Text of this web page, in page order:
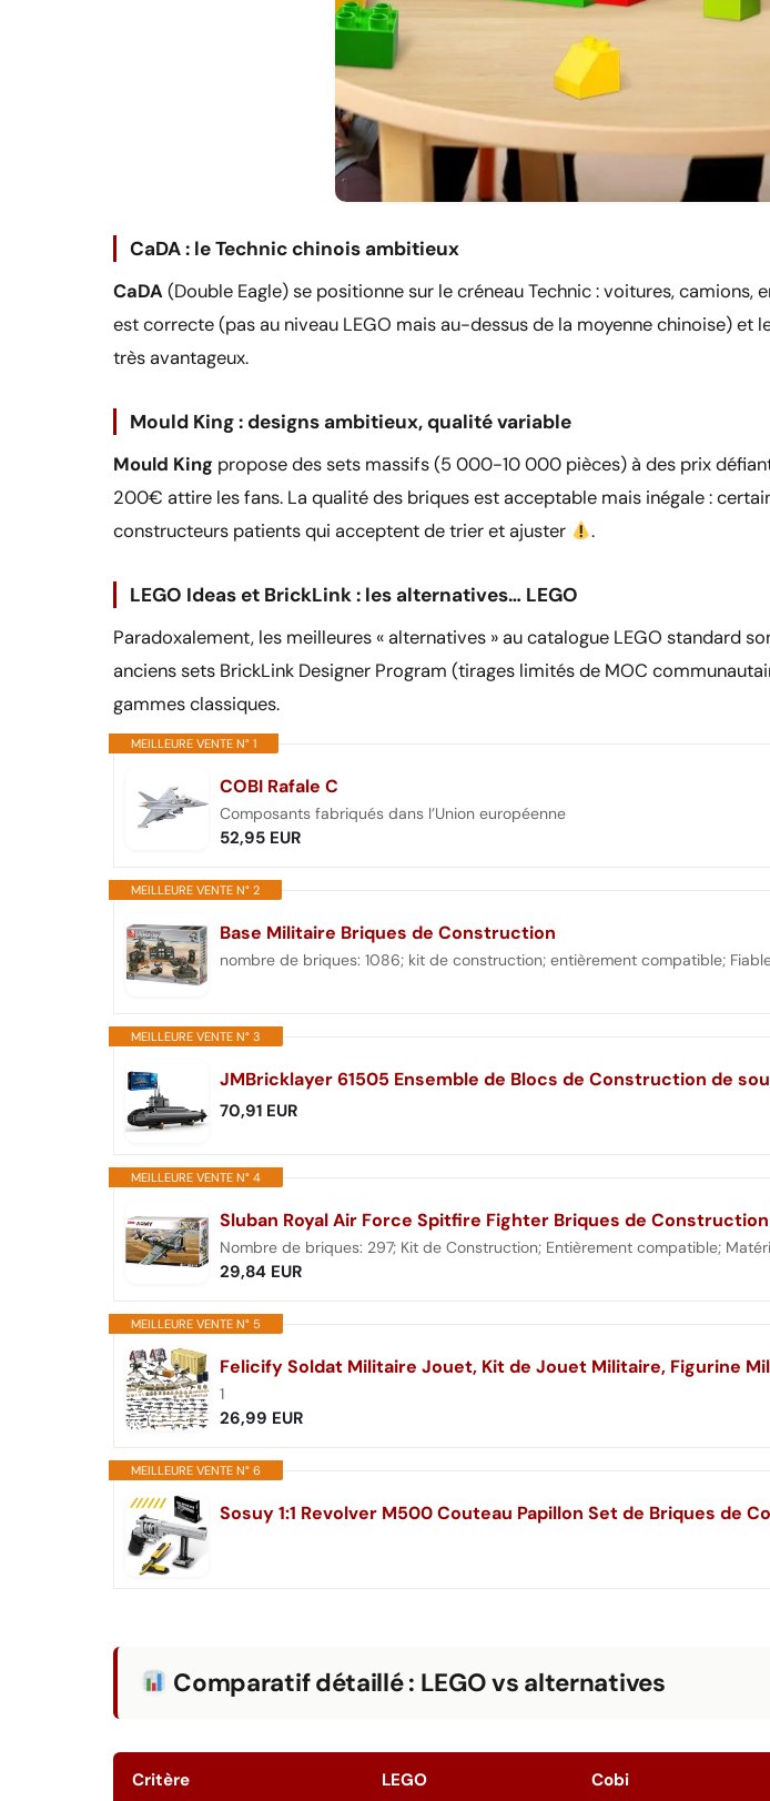
CaDA : le Technic chinois ambitieux
CaDA(Double Eagle) se positionne sur le créneau Technic : voitures,
est correcte (pas au niveau LEGO mais au-dessus de la moyenne chinoise)
très avantageux.
Mould King : designs ambitieux, qualité variable
Mould King propose des sets massifs (5 000-10 000 pièces) à des prix
200€ attire les fans. La qualité des briques est acceptable mais inégale :
constructeurs patients qui acceptent de trier et ajuster
.
LEGO Ideas et BrickLink : les alternatives… LEGO
Paradoxalement, les meilleures « alternatives » au catalogue LEGO standard
anciens sets BrickLink Designer Program (tirages limités de MOC
gammes classiques.
MEILLEURE VENTE N° 1
COBI Rafale C
Composants fabriqués dans l’Union européenne
52,95 EUR
MEILLEURE VENTE N° 2
Base Militaire Briques de Construction
nombre de briques: 1086; kit de construction; entièrement compatible;
MEILLEURE VENTE N° 3
70,91 EUR
MEILLEURE VENTE N° 4
Sluban Royal Air Force Spitfire Fighter Briques de
Nombre de briques: 297; Kit de Construction; Entièrement compatible;
29,84 EUR
MEILLEURE VENTE N° 5
1
26,99 EUR
MEILLEURE VENTE N° 6
Comparatif détaillé : LEGO vs alternatives
Critère LEGO Cobi